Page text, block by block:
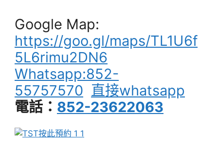
Google Map:
https://goo.gl/maps/TL1U6f
5L6rimu2DN6
Whatsapp:852-
55757570 直接whatsapp
電話： 852-23622063